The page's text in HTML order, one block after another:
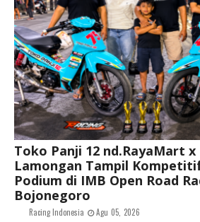
Toko Panji 12 nd.RayaMart
Lamongan Tampil
Podium di IMB Open Road
Bojonegoro
Racing Indonesia Agu 05, 2026